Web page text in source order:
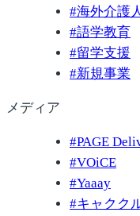
#海外介護
#語学教育
#留学支援
#新規事業
メディア
#PAGE
#VOiCE
#Yaaay
#キャクク